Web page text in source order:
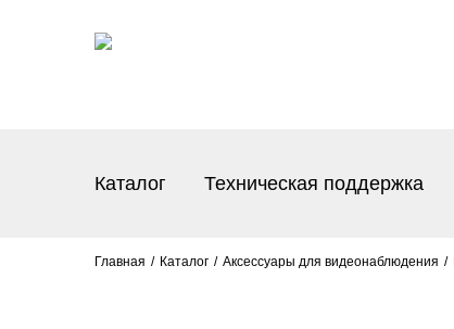
Каталог Техническая поддержка
Главная Каталог Аксессуары для видеонаблюдения